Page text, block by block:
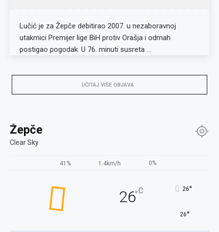
Lučić je za Žepče debitirao 2007. u nezaboravnoj
utakmici Premijer lige BiH protiv Orašja i odmah
postigao pogodak. U 76. minuti susreta …
UČITAJ VIŠE OBJAVA
Žepče
Clear Sky
41% 1.4km/h 0%
26°C 26°
26°